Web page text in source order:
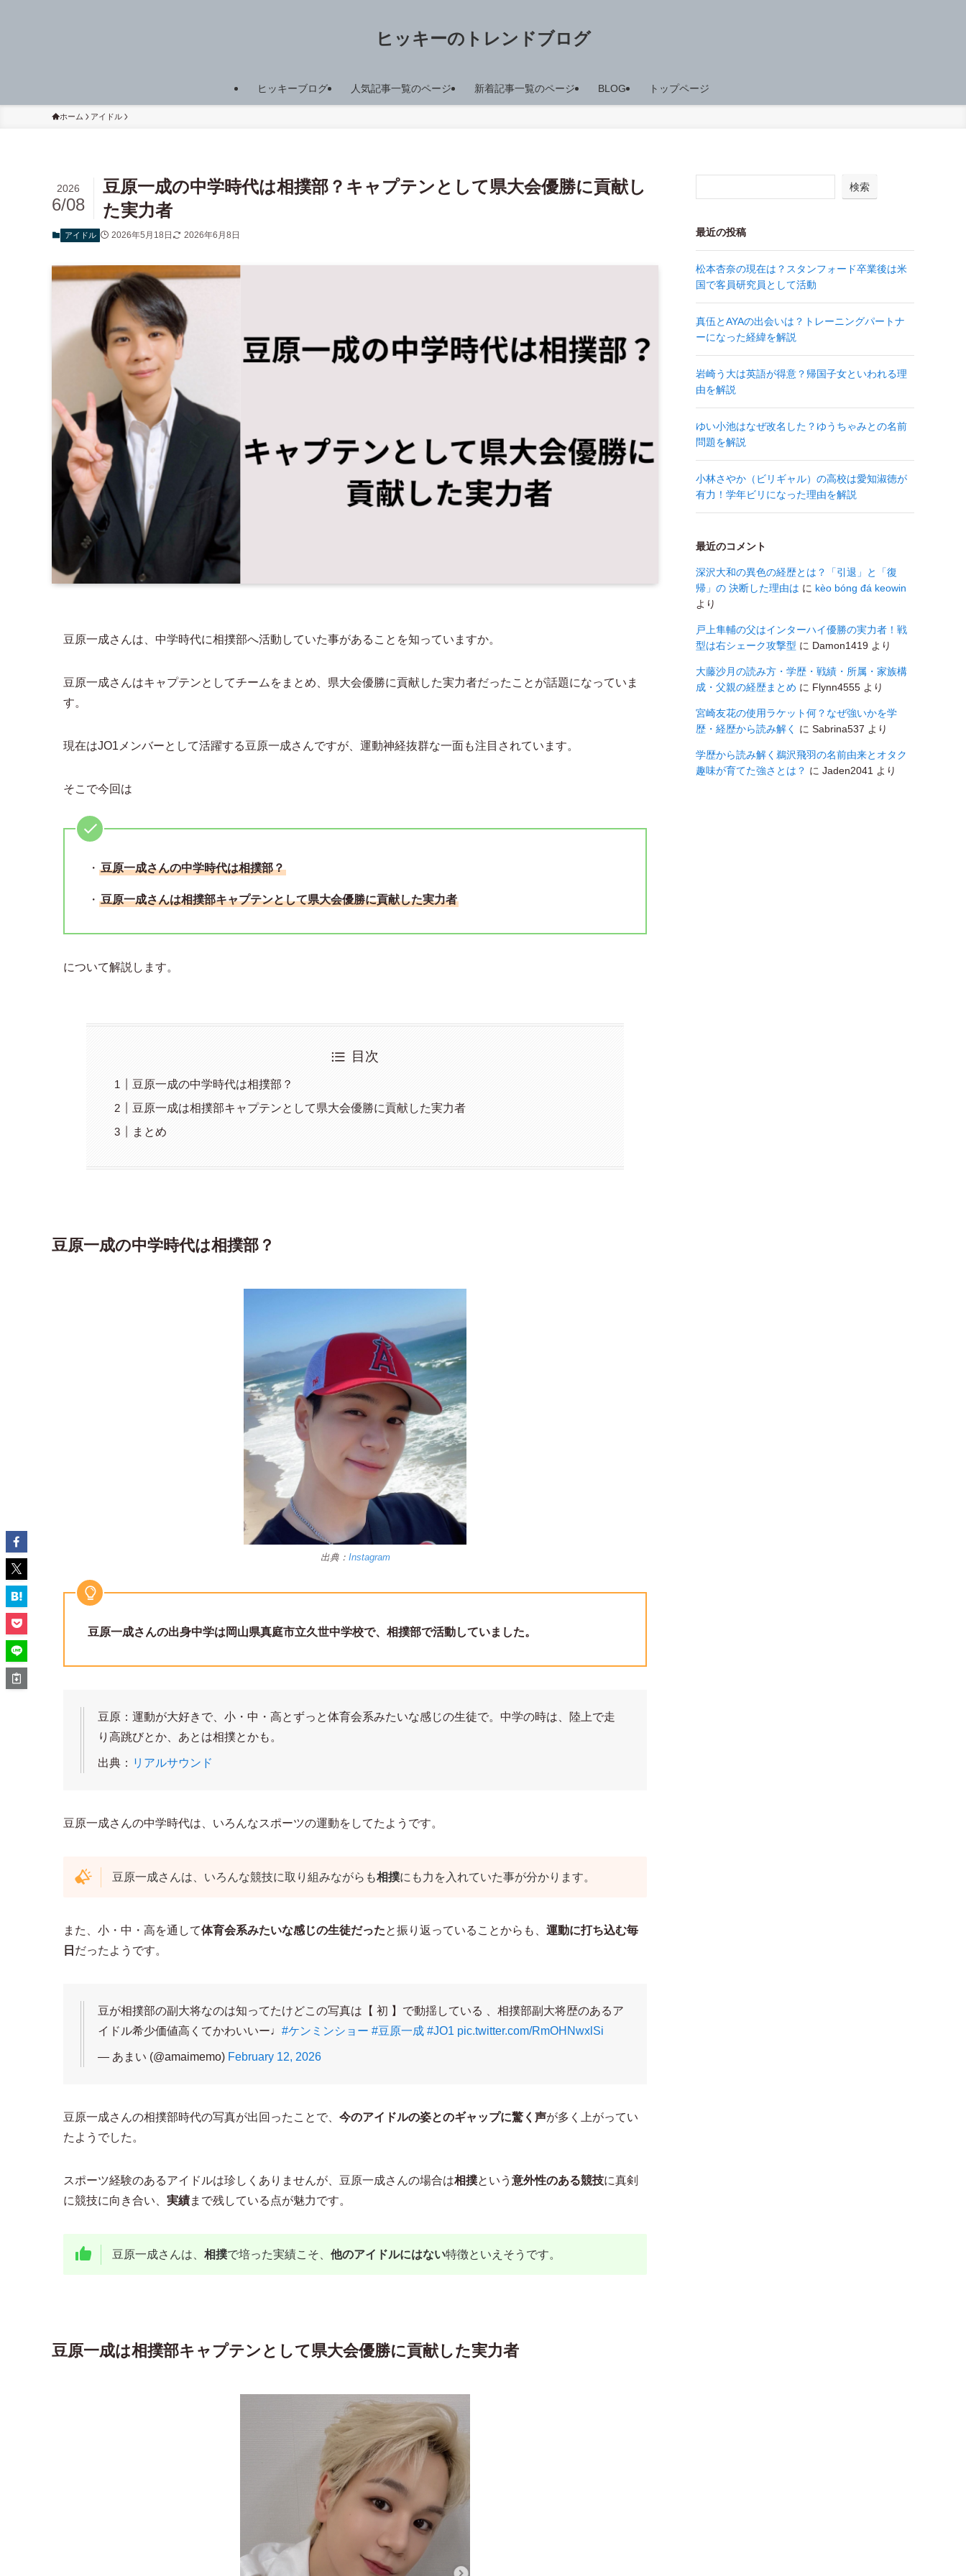
ヒッキーのトレンドブログ
ヒッキーブログ 人気記事一覧のページ 新着記事一覧のページ BLOG トップページ
ホーム アイドル
豆原一成の中学時代は相撲部？キャプテンとして県大会優勝に貢献し
た実力者
2026
6/08
アイドル 2026年5月18日 2026年6月8日
豆原一成さんは、中学時代に相撲部へ活動していた事があることを知っていますか。
豆原一成さんはキャプテンとしてチームをまとめ、県大会優勝に貢献した実力者だったことが話題になっていま
す。
現在はJO1メンバーとして活躍する豆原一成さんですが、運動神経抜群な一面も注目されています。
そこで今回は
・ 豆原一成さんの中学時代は相撲部？
・ 豆原一成さんは相撲部キャプテンとして県大会優勝に貢献した実力者
について解説します。
目次
豆原一成の中学時代は相撲部？
豆原一成は相撲部キャプテンとして県大会優勝に貢献した実力者
まとめ
豆原一成の中学時代は相撲部？
出典： Instagram
豆原一成さんの出身中学は岡山県真庭市立久世中学校で、相撲部で活動していました。
豆原：運動が大好きで、小・中・高とずっと体育会系みたいな感じの生徒で。中学の時は、陸上で走
り高跳びとか、あとは相撲とかも。
出典： リアルサウンド
豆原一成さんの中学時代は、いろんなスポーツの運動をしてたようです。
豆原一成さんは、いろんな競技に取り組みながらも相撲にも力を入れていた事が分かります。
また、小・中・高を通して体育会系みたいな感じの生徒だったと振り返っていることからも、 運動に打ち込む毎
日 だったようです。
豆が相撲部の副大将なのは知ってたけどこの写真は【 初 】で動揺している 、相撲部副大将歴のあるア
イドル希少価値高くてかわいいー♩ #ケンミンショー #豆原一成 #JO1 pic.twitter.com/RmOHNwxlSi
— あまい (@amaimemo) February 12, 2026
豆原一成さんの相撲部時代の写真が出回ったことで、 今のアイドルの姿とのギャップに驚く声が多く上がってい
たようでした。
スポーツ経験のあるアイドルは珍しくありませんが、豆原一成さんの場合は相撲という 意外性のある競技に真剣
に競技に向き合い、 実績まで残している点が魅力です。
豆原一成さんは、 相撲で培った実績こそ、 他のアイドルにはない特徴といえそうです。
豆原一成は相撲部キャプテンとして県大会優勝に貢献した実力者
検索
最近の投稿
松本杏奈の現在は？スタンフォード卒業後は米
国で客員研究員として活動
真伍とAYAの出会いは？トレーニングパートナ
ーになった経緯を解説
岩崎う大は英語が得意？帰国子女といわれる理
由を解説
ゆい小池はなぜ改名した？ゆうちゃみとの名前
問題を解説
小林さやか（ビリギャル）の高校は愛知淑徳が
有力！学年ビリになった理由を解説
最近のコメント
深沢大和の異色の経歴とは？「引退」と「復
帰」の 決断した理由は に kèo bóng đá keowin
より
戸上隼輔の父はインターハイ優勝の実力者！戦
型は右シェーク攻撃型 に Damon1419 より
大藤沙月の読み方・学歴・戦績・所属・家族構
成・父親の経歴まとめ に Flynn4555 より
宮崎友花の使用ラケット何？なぜ強いかを学
歴・経歴から読み解く
に Sabrina537 より
学歴から読み解く鵜沢飛羽の名前由来とオタク
趣味が育てた強さとは？ に Jaden2041 より